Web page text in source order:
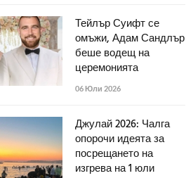
Тейлър Суифт се
омъжи, Адам Сандлър
беше водещ на
церемонията
06 Юли 2026
Джулай 2026: Чалга
опорочи идеята за
посрещането на
изгрева на 1 юли